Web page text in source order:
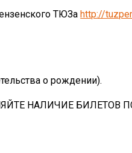
ТЮЗа http://
о рождении).
НАЛИЧИЕ БИЛЕТОВ